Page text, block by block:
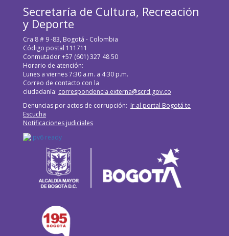
Secretaría de Cultura, Recreación
y Deporte
Cra 8 # 9 -83, Bogotá - Colombia
Código postal 111711
Conmutador +57 (601) 327 48 50
Horario de atención:
Lunes a viernes 7:30 a.m. a 4:30 p.m.
Correo de contacto con la
ciudadanía: correspondencia.externa@scrd.gov.co
Denuncias por actos de corrupción: Ir al portal Bogotá te
Escucha
Notificaciones judiciales